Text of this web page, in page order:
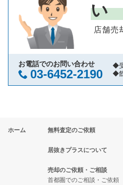
東村山市の飲食店の居抜き売却
国立市の飲食店の居抜き売却
小金井市の飲食店の居抜き売却
府中市の飲食店の居抜き売却
昭島市の飲食店の居抜き売却
稲城市の飲食店の居抜き売却
三鷹市の飲食店の居抜き売却物
東京都下のそば・うどんの居抜
東京都下の寿司の居抜き売却
東京都下の焼肉の居抜き売却
東京都下の鉄板焼き・お好み
東京都下のカフェの居抜き売
東京都下のテイクアウトの居
東京都下のお弁当・惣菜・デ
八王子市の寿司の居抜き売却物
八王子市の焼肉の居抜き売却
八王子市の鉄板焼き・お好み
八王子市のカフェの居抜き売
八王子市のバーの居抜き売却
八王子市の居酒屋・ダイニン
八王子市の和食の居抜き売却物
い
店舗売
お電話でのお問い合わせ
03-6452-2190
◆
◆
ホーム 無料査定のご依頼
居抜きプラスについて
売却のご依頼・ご相談
首都圏でのご相談・ご依頼